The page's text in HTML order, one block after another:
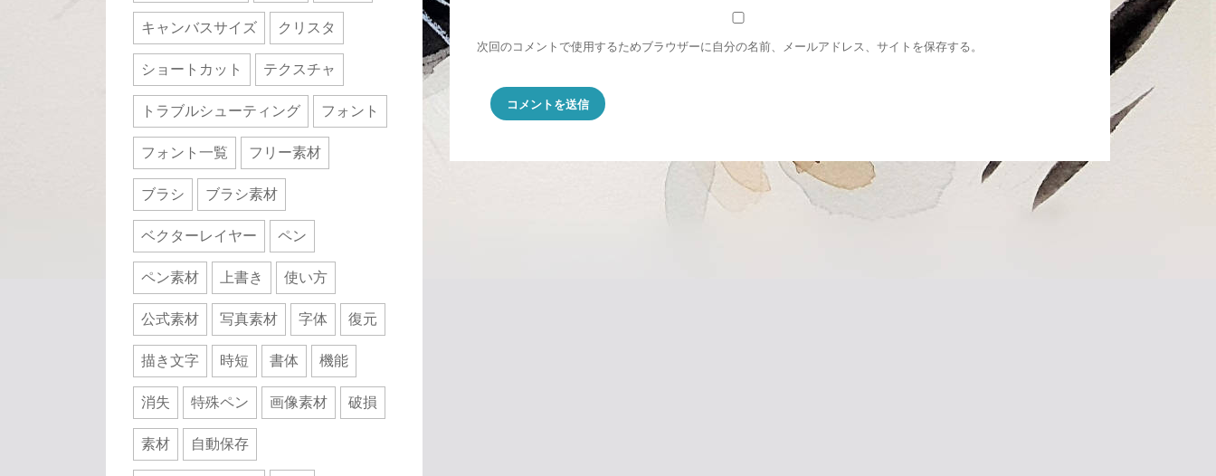
次回のコメントで使用するためブラウザーに自分の名前、メールアドレス、サイトを保存する。
キャンバスサイズ クリスタ
ショートカット テクスチャ
トラブルシューティング フォント
フォント一覧 フリー素材
ブラシ ブラシ素材
ベクターレイヤー ペン
ペン素材 上書き 使い方
公式素材 写真素材 字体 復元
描き文字 時短 書体 機能
消失 特殊ペン 画像素材 破損
素材 自動保存